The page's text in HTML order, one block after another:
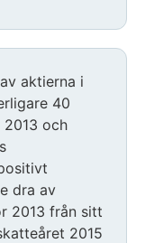
aktierna i
40
2013 och
dra av
2013 från sitt
2015